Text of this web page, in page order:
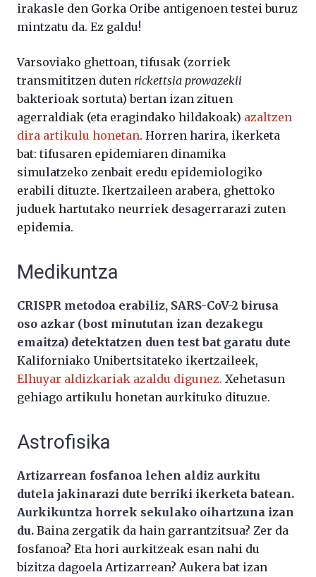
irakasle den Gorka Oribe antigenoen testei buruz
mintzatu da. Ez galdu!
Varsoviako ghettoan, tifusak (zorriek
transmititzen duten rickettsia prowazekii
bakterioak sortuta) bertan izan zituen
agerraldiak (eta eragindako hildakoak) azaltzen
dira artikulu honetan. Horren harira, ikerketa
bat: tifusaren epidemiaren dinamika
simulatzeko zenbait eredu epidemiologiko
erabili dituzte. Ikertzaileen arabera, ghettoko
juduek hartutako neurriek desagerrarazi zuten
epidemia.
Medikuntza
CRISPR metodoa erabiliz, SARS-CoV-2 birusa
oso azkar (bost minututan izan dezakegu
emaitza) detektatzen duen test bat garatu dute
Kaliforniako Unibertsitateko ikertzaileek,
Elhuyar aldizkariak azaldu digunez. Xehetasun
gehiago artikulu honetan aurkituko dituzue.
Astrofisika
Artizarrean fosfanoa lehen aldiz aurkitu
dutela jakinarazi dute berriki ikerketa batean.
Aurkikuntza horrek sekulako oihartzuna izan
du. Baina zergatik da hain garrantzitsua? Zer da
fosfanoa? Eta hori aurkitzeak esan nahi du
bizitza dagoela Artizarrean? Aukera bat izan